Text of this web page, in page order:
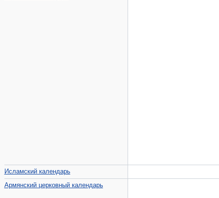
Исламский календарь
Армянский церковный календарь